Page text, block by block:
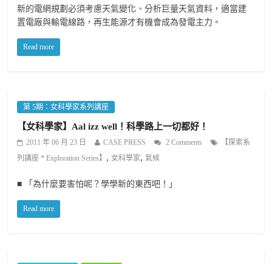
新的電網規劃必須考慮天氣變化、分析巨量天氣資料，適當建
置電廠與輸電線路，再生能源才有機會成為發電主力。
Read more
第 5期：女科學家系列講座
【女科學家】Aal izz well！科學路上一切都好！
2011 年 06 月 23 日 CASE PRESS 2 Comments
【探索系
列講座 * Exploration Series】 ,女科學家,氣候
■ 「為什麼要害怕呢？學學新的東西吧！」
Read more